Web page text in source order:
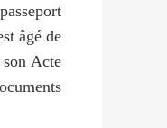
âgé de
Acte